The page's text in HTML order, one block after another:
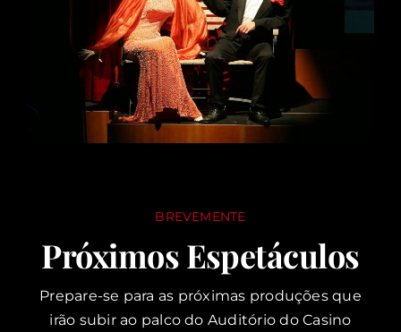
BREVEMENTE
Próximos Espetáculos
Prepare-se para as próximas produções que
irão subir ao palco do Auditório do Casino